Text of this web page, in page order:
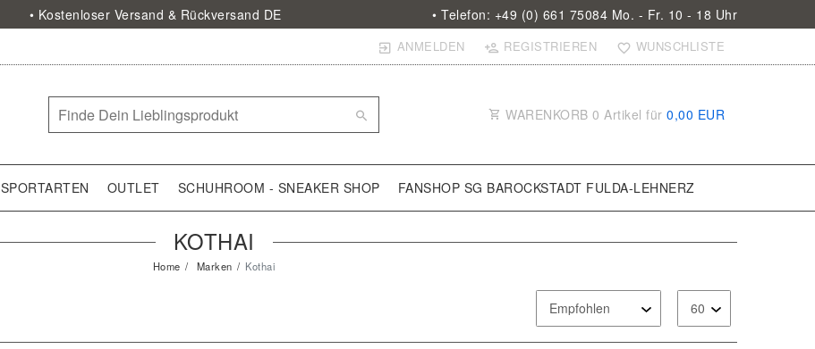
• Kostenloser Versand & Rückversand DE
• Telefon: +49 (0) 661 75084 Mo. - Fr. 10 - 18 Uhr
ANMELDEN REGISTRIEREN WUNSCHLISTE
WARENKORB 0 Artikel für 0,00 EUR
SPORTARTEN OUTLET SCHUHROOM - SNEAKER SHOP FANSHOP SG BAROCKSTADT FULDA-LEHNERZ
KOTHAI
Home Marken Kothai